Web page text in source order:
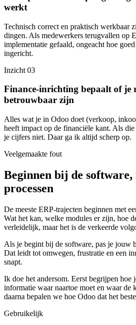
werkt
Technisch correct en praktisch werkbaar
dingen. Als medewerkers terugvallen op
implementatie gefaald, ongeacht hoe
ingericht.
Inzicht 03
Finance-inrichting bepaalt of je
betrouwbaar zijn
Alles wat je in Odoo doet (verkoop,
heeft impact op de financiële kant. Als
je cijfers niet. Daar ga ik altijd scherp op.
Veelgemaakte fout
Beginnen bij de
processen
De meeste ERP-trajecten beginnen met
Wat het kan, welke modules er zijn, hoe
verleidelijk, maar het is de verkeerde
Als je begint bij de software, pas je jouw
Dat leidt tot omwegen, frustratie en een
snapt.
Ik doe het andersom. Eerst begrijpen
informatie waar naartoe moet en waar de
daarna bepalen we hoe Odoo dat het
Gebruikelijk